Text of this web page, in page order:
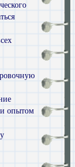
и опытом